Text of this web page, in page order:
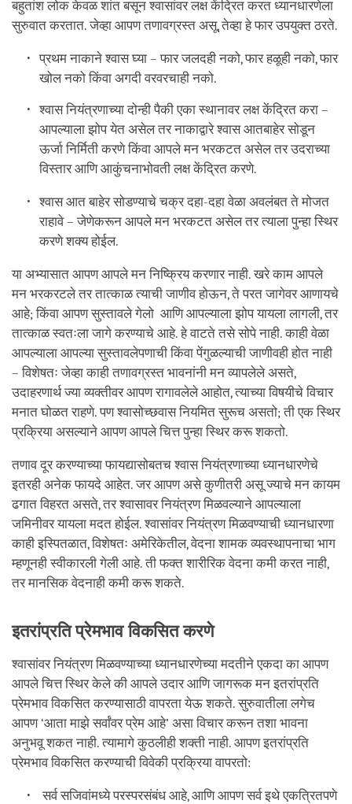
बहुतांश लोक केवळ शांत बसून श्वासांवर लक्ष केंद्रित करत ध्यानधारणेला
सुरुवात करतात. जेव्हा आपण तणावग्रस्त असू, तेव्हा हे फार उपयुक्त ठरते.
प्रथम नाकाने श्वास घ्या – फार जलदही नको, फार हळूही नको, फार
खोल नको किंवा अगदी वरवरचाही नको.
श्वास नियंत्रणाच्या दोन्ही पैकी एका स्थानावर लक्ष केंद्रित करा –
आपल्याला झोप येत असेल तर नाकाद्वारे श्वास आतबाहेर सोडून
ऊर्जा निर्मिती करणे किंवा आपले मन भरकटत असेल तर उदराच्या
विस्तार आणि आकुंचनाभोवती लक्ष केंद्रित करणे.
श्वास आत बाहेर सोडण्याचे चक्र दहा-दहा वेळा अवलंबत ते मोजत
राहावे – जेणेकरून आपले मन भरकटत असेल तर त्याला पुन्हा स्थिर
करणे शक्य होईल.
या अभ्यासात आपण आपले मन निष्क्रिय करणार नाही. खरे काम आपले
मन भरकरटले तर तात्काळ त्याची जाणीव होऊन, ते परत जागेवर आणायचे
आहे; किंवा आपण सुस्तावले गेलो आणि आपल्याला झोप यायला लागली, तर
तात्काळ स्वतःला जागे करण्याचे आहे. हे वाटते तसे सोपे नाही. काही वेळा
आपल्याला आपल्या सुस्तावलेपणाची किंवा पेंगुळल्याची जाणीवही होत नाही
– विशेषतः जेव्हा काही तणावग्रस्त भावनांनी मन व्यापलेले असते,
उदाहरणार्थ ज्या व्यक्तीवर आपण रागावलेले आहोत, त्याच्या विषयीचे विचार
मनात घोळत राहणे. पण श्वासोच्छवास नियमित सुरूच असतो; ती एक स्थिर
प्रक्रिया असल्याने आपण आपले चित्त पुन्हा स्थिर करू शकतो.
तणाव दूर करण्याच्या फायद्यासोबतच श्वास नियंत्रणाच्या ध्यानधारणेचे
इतरही अनेक फायदे आहेत. जर आपण असे कुणीतरी असू ज्याचे मन कायम
ढगात विहरत असते, तर श्वासावर नियंत्रण मिळवल्याने आपल्याला
जमिनीवर यायला मदत होईल. श्वासांवर नियंत्रण मिळवण्याची ध्यानधारणा
काही इस्पितळात, विशेषतः अमेरिकेतील, वेदना शामक व्यवस्थापनाचा भाग
म्हणूनही स्वीकारली गेली आहे. ती फक्त शारीरिक वेदना कमी करत नाही,
तर मानसिक वेदनाही कमी करू शकते.
इतरांप्रति प्रेमभाव विकसित करणे
श्वासांवर नियंत्रण मिळवण्याच्या ध्यानधारणेच्या मदतीने एकदा का आपण
आपले चित्त स्थिर केले की आपले उदार आणि जागरूक मन इतरांप्रति
प्रेमभाव विकसित करण्यासाठी वापरता येऊ शकते. सुरुवातीला लगेच
आपण ‘आता माझे सर्वांवर प्रेम आहे’ असा विचार करून तशा भावना
अनुभवू शकत नाही. त्यामागे कुठलीही शक्ती नाही. आपण इतरांप्रति
प्रेमभाव विकसित करण्याची विवेकी प्रक्रिया वापरतो:
सर्व सजिवांमध्ये परस्परसंबंध आहे, आणि आपण सर्व इथे एकत्रितपणे